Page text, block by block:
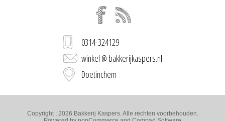
0314-324129
winkel @ bakkerijkaspers.nl
Doetinchem
Copyright ; 2026 Bakkerij Kaspers. Alle rechten voorbehouden.